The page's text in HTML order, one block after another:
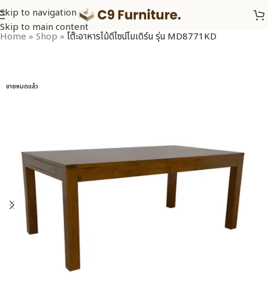
Skip to navigation
Skip to main content
Home » Shop » โต๊ะอาหารไม้ดีไซน์โมเดิร์น รุ่น MD8771KD
ขายหมดแล้ว